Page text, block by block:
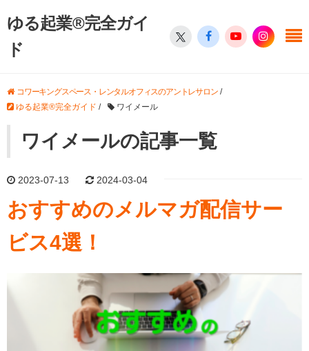
ゆる起業®完全ガイ
ド
コワーキングスペース・レンタルオフィスのアントレサロン/
ゆる起業®完全ガイド / ワイメール
ワイメールの記事一覧
2023-07-13 2024-03-04
おすすめのメルマガ配信サー
ビス4選！